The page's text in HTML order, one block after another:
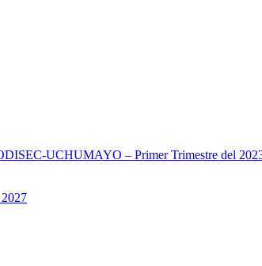
UCHUMAYO – Primer Trimestre del